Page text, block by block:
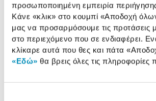
προσωποποιημένη εμπειρία
Κάνε «κλικ» στο κουμπί «Αποδοχή
μας να προσαρμόσουμε τις προτάσεις
στο περιεχόμενο που σε ενδιαφέρει.
κλίκαρε αυτά που θες και πάτα
«Εδώ» θα βρεις όλες τις πληροφορίες
Προδιαγραφές
προϊόντος
Χαρακτηριστικά
Αξιολογήσεις
Αξιολογήσεις